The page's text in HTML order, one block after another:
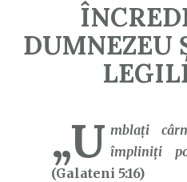
DUMNEZEU
„U mblaţi
împliniţi
(Galateni 5:16)